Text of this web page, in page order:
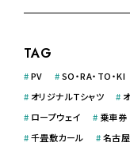
TAG
#PV #SO・RA・TO・KI
# オリジナルＴシャツ #
# ロープウェイ # 乗車券
#千畳敷カール #名古屋